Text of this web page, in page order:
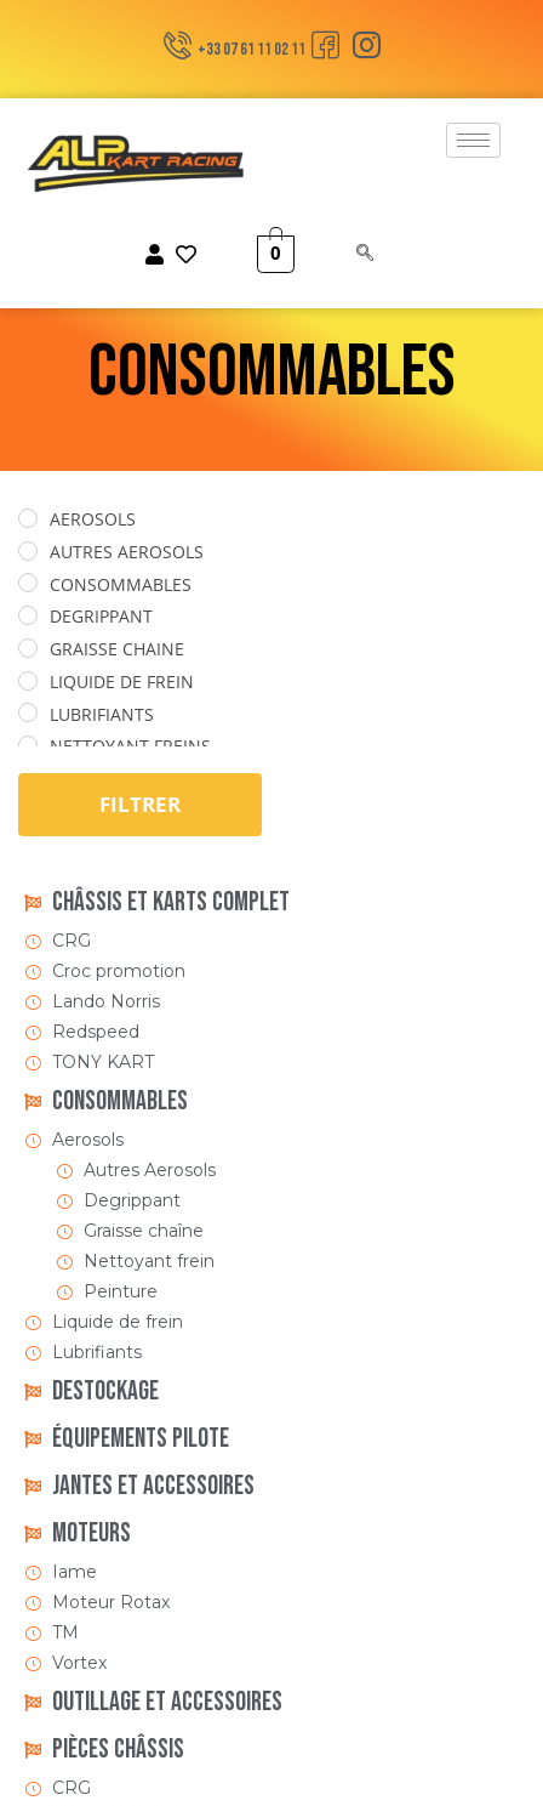
+33 07 61 11 02 11
0
CONSOMMABLES
AEROSOLS
AUTRES AEROSOLS
CONSOMMABLES
DEGRIPPANT
GRAISSE CHAINE
LIQUIDE DE FREIN
LUBRIFIANTS
NETTOYANT FREINS
Non classé
PEINTUREFILTRER
Châssis et Karts Complet
CRG
Croc promotion
Lando Norris
Redspeed
TONY KART
Consommables
Aerosols
Autres Aerosols
Degrippant
Graisse chaîne
Nettoyant frein
Peinture
Liquide de frein
Lubrifiants
DESTOCKAGE
ÉQUIPEMENTS PILOTE
Jantes et accessoires
Moteurs
Iame
Moteur Rotax
TM
Vortex
Outillage et Accessoires
Pièces Châssis
CRG